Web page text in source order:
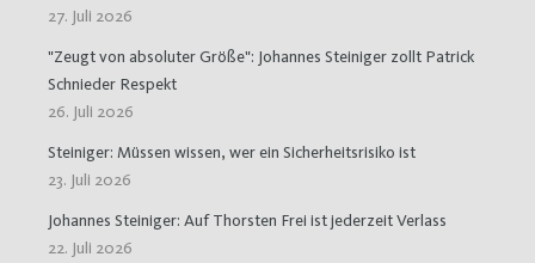
27. Juli 2026
"Zeugt von absoluter Größe": Johannes Steiniger zollt Patrick
Schnieder Respekt
26. Juli 2026
Steiniger: Müssen wissen, wer ein Sicherheitsrisiko ist
23. Juli 2026
Johannes Steiniger: Auf Thorsten Frei ist jederzeit Verlass
22. Juli 2026